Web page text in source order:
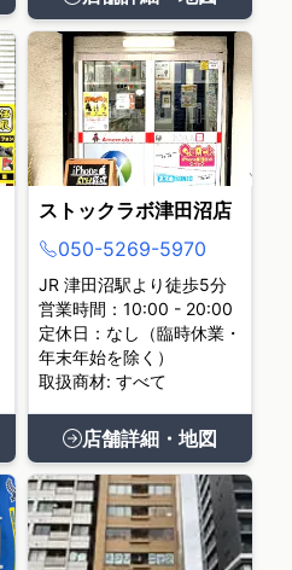
ストックラボ津田沼店
050-5269-5970
JR 津田沼駅より徒歩5分
営業時間：10:00 - 20:00
定休日：なし（臨時休業・
年末年始を除く）
取扱商材: すべて
店舗詳細・地図